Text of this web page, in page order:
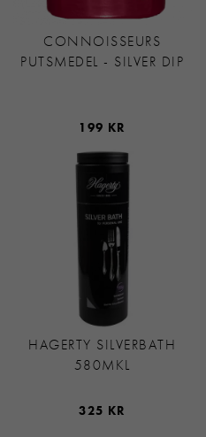
CONNOISSEURS
PUTSMEDEL - SILVER DIP
199 KR
HAGERTY SILVERBATH
580MKL
325 KR